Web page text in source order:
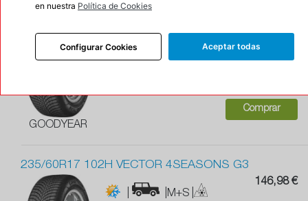
225/50R17 98W XL VECTOR 4SEASONS G3
GOODYEAR
|
Con protector de llanta
Envío gratis en
Comprar
235/60R17 102H VECTOR 4SEASONS G3
| |M+S |
146,98 €
en nuestra Política de Cookies
Configurar Cookies Aceptar todas